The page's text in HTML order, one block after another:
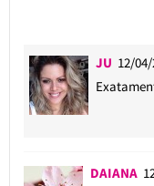
JU 12/
DAIANA